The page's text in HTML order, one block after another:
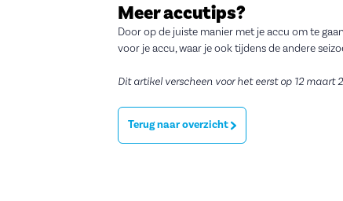
Meer accutips?
Door op de juiste manier met je accu om te
voor je accu, waar je ook tijdens de andere
Dit artikel verscheen voor het eerst op 12 maart
Terug naar overzicht